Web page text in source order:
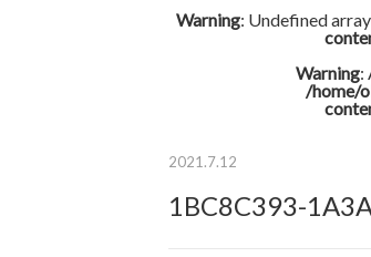
Warning: Undefined
Warning:
/home/
2021.7.12
1BC8C393-